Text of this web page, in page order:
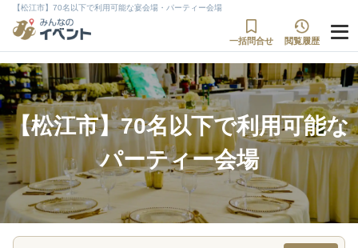
【松江市】70名以下で利用可能な宴会場・パーティー会場
一括問合せ 閲覧履歴
【松江市】70名以下で利用可能な
パーティー会場